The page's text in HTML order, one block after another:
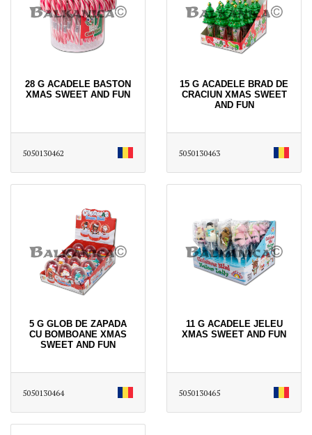
28 G ACADELE BASTON
XMAS SWEET AND FUN
5050130462
15 G ACADELE BRAD DE
CRACIUN XMAS SWEET
AND FUN
5050130463
5 G GLOB DE ZAPADA
CU BOMBOANE XMAS
SWEET AND FUN
5050130464
11 G ACADELE JELEU
XMAS SWEET AND FUN
5050130465